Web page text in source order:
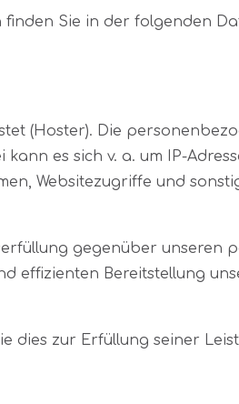
Sie in der folgenden
(Hoster). Die
es sich v. a. um IP-
Websitezugriffe und
gegenüber unseren
effizienten Bereitstellung
dies zur Erfüllung seiner